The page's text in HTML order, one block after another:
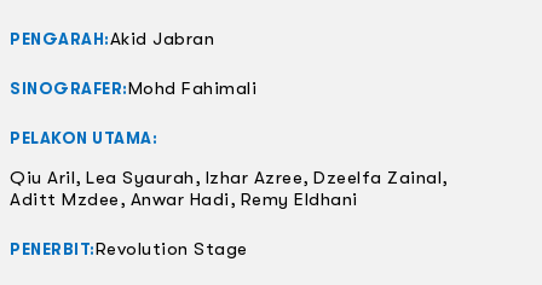
PENGARAH:Akid Jabran
SINOGRAFER:Mohd Fahimali
PELAKON UTAMA:
Qiu Aril, Lea Syaurah, Izhar Azree, Dzeelfa Zainal,
Aditt Mzdee, Anwar Hadi, Remy Eldhani
PENERBIT:Revolution Stage